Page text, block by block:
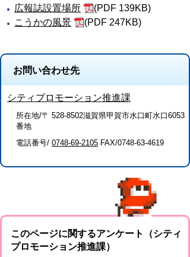
広報誌設置場所
(PDF 139KB)
こうかの風景
(PDF 247KB)
お問い合わせ先
シティプロモーション推進課
所在地/〒 528-8502滋賀県甲賀市水口町水口6053
番地
電話番号/ 0748-69-2105 FAX/0748-63-4619
このページに関するアンケート（シティ
プロモーション推進課）